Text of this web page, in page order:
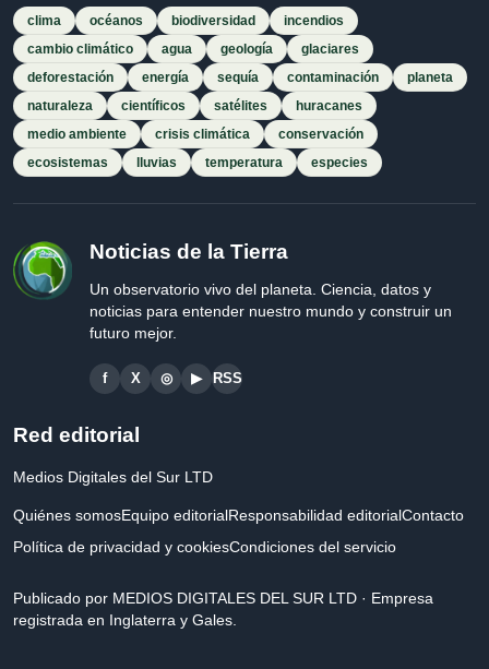
clima océanos biodiversidad
incendios
cambio climático
agua geología
glaciares
deforestación
energía sequía contaminación
planeta
naturaleza
científicos satélites
huracanes
medio ambiente
crisis climática
conservación
ecosistemas
lluvias temperatura especies
Noticias de la Tierra
Un observatorio vivo del planeta. Ciencia, datos y
noticias para entender nuestro mundo y construir un
futuro mejor.
f X ◎ ▶ RSS
Red editorial
Medios Digitales del Sur LTD
Quiénes somosEquipo editorialResponsabilidad editorialContacto
Política de privacidad y cookiesCondiciones del servicio
Publicado por MEDIOS DIGITALES DEL SUR LTD · Empresa
registrada en Inglaterra y Gales.